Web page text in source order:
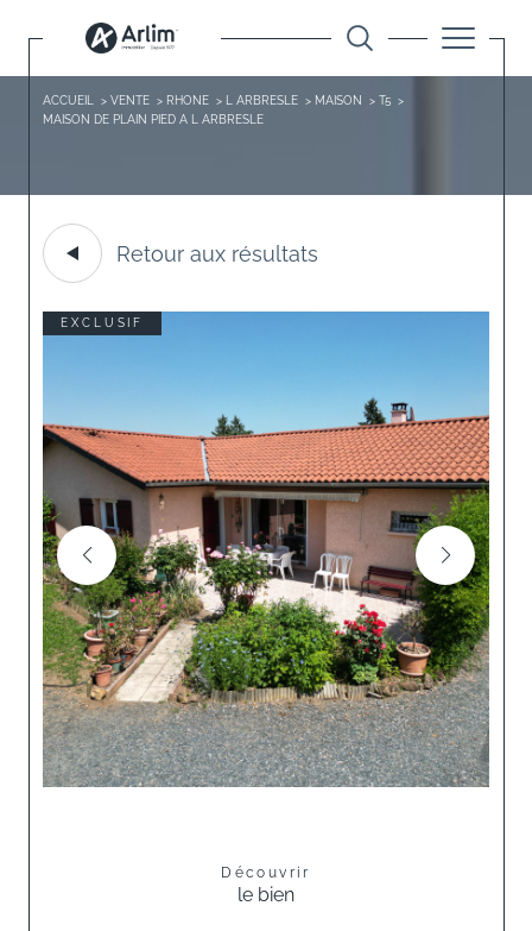
ACCUEIL VENTE RHONE L ARBRESLE MAISON
T5
MAISON DE PLAIN PIED A L ARBRESLE
Retour aux résultats
EXCLUSIF
Découvrir
le bien